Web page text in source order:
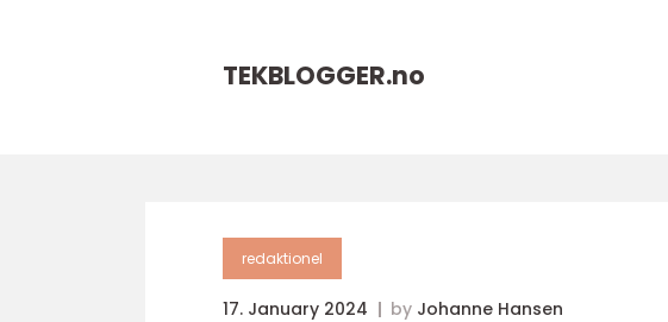
TEKBLOGGER.no
redaktionel
17. January 2024 by Johanne Hansen